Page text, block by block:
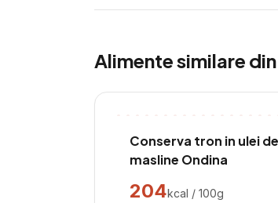
Alimente similare
Conserva tron in ulei de
masline Ondina
204kcal / 100g